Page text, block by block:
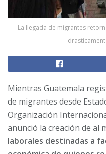
La llegada de migrantes
Mientras Guatemala
de migrantes desde
Organización
anunció la creación de al
laborales destinadas a